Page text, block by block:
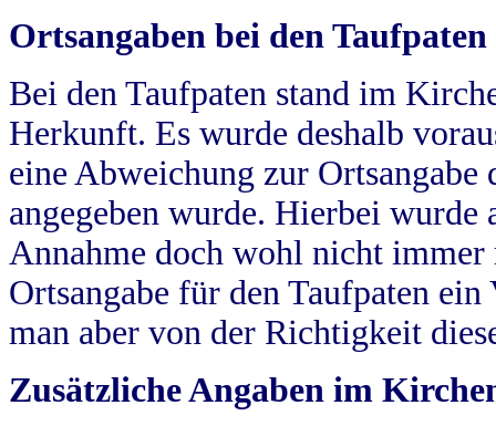
Ortsangaben bei den Taufpaten
Bei den Taufpaten stand im
Herkunft. Es wurde deshalb
eine Abweichung zur
angegeben wurde. Hierbei wurde
Annahme doch wohl nicht
Ortsangabe für den Taufpaten
man aber von der Richtigkeit
Zusätzliche Angaben im